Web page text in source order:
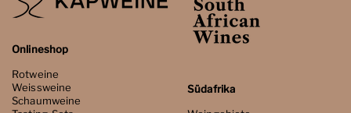
Onlineshop
Rotweine
Weissweine
Schaumweine
Südafrika